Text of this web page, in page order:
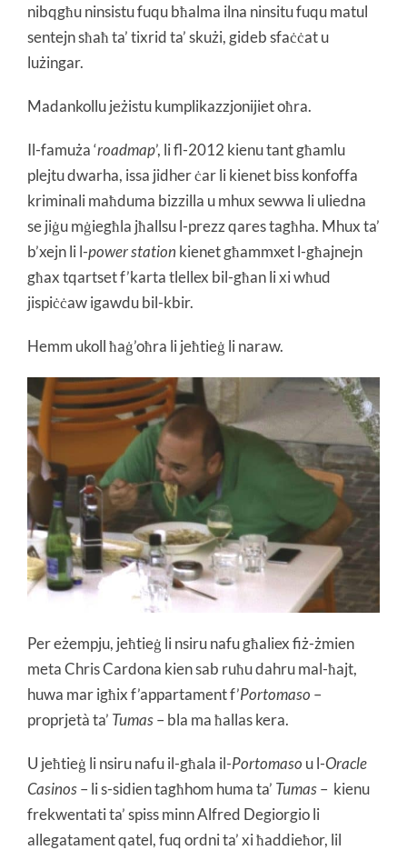
nibqgħu ninsistu fuqu bħalma ilna ninsitu fuqu matul
sentejn sħaħ ta’ tixrid ta’ skużi, gideb sfaċċat u
lużingar.
Madankollu jeżistu kumplikazzjonijiet oħra.
Il-famuża ‘roadmap’, li fl-2012 kienu tant għamlu
plejtu dwarha, issa jidher ċar li kienet biss konfoffa
kriminali maħduma bizzilla u mhux sewwa li uliedna
se jiġu mġiegħla jħallsu l-prezz qares tagħha. Mhux ta’
b’xejn li l-power station kienet għammxet l-għajnejn
għax tqartset f’karta tlellex bil-għan li xi wħud
jispiċċaw igawdu bil-kbir.
Hemm ukoll ħaġ’oħra li jeħtieġ li naraw.
Per eżempju, jeħtieġ li nsiru nafu għaliex fiż-żmien
meta Chris Cardona kien sab ruħu dahru mal-ħajt,
huwa mar igħix f’appartament f’Portomaso –
proprjetà ta’ Tumas– bla ma ħallas kera.
U jeħtieġ li nsiru nafu il-għala il-Portomaso u l-Oracle
Casinos– li s-sidien tagħhom huma ta’ Tumas– kienu
frekwentati ta’ spiss minnAlfred Degiorgio li
allegatament qatel, fuq ordni ta’ xi ħaddieħor, lil